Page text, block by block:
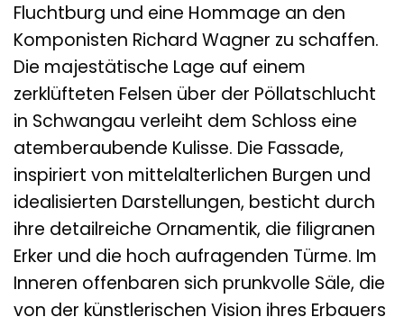
Fluchtburg und eine Hommage an den
Komponisten Richard Wagner zu schaffen.
Die majestätische Lage auf einem
zerklüfteten Felsen über der Pöllatschlucht
in Schwangau verleiht dem Schloss eine
atemberaubende Kulisse. Die Fassade,
inspiriert von mittelalterlichen Burgen und
idealisierten Darstellungen, besticht durch
ihre detailreiche Ornamentik, die filigranen
Erker und die hoch aufragenden Türme. Im
Inneren offenbaren sich prunkvolle Säle, die
von der künstlerischen Vision ihres Erbauers